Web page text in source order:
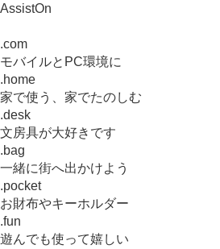
AssistOn
.com
モバイルとPC環境に
.home
家で使う、家でたのしむ
.desk
文房具が大好きです
.bag
一緒に街へ出かけよう
.pocket
お財布やキーホルダー
.fun
遊んでも使って嬉しい